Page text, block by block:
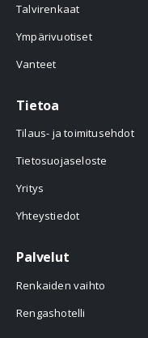
Talvirenkaat
Ympärivuotiset
Vanteet
Tietoa
Tilaus- ja toimitusehdot
Tietosuojaseloste
Yritys
Yhteystiedot
Palvelut
Renkaiden vaihto
Rengashotelli